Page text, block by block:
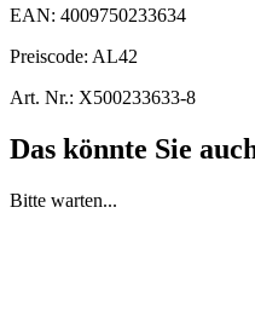
EAN: 4009750233634
Preiscode: AL42
Art. Nr.: X500233633-8
Das könnte Sie
Bitte warten...